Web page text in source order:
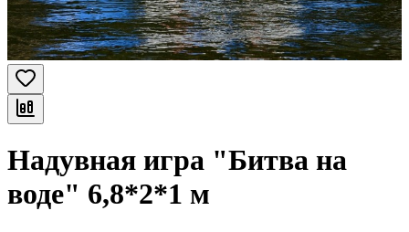
Надувная игра "Битва на
воде" 6,8*2*1 м